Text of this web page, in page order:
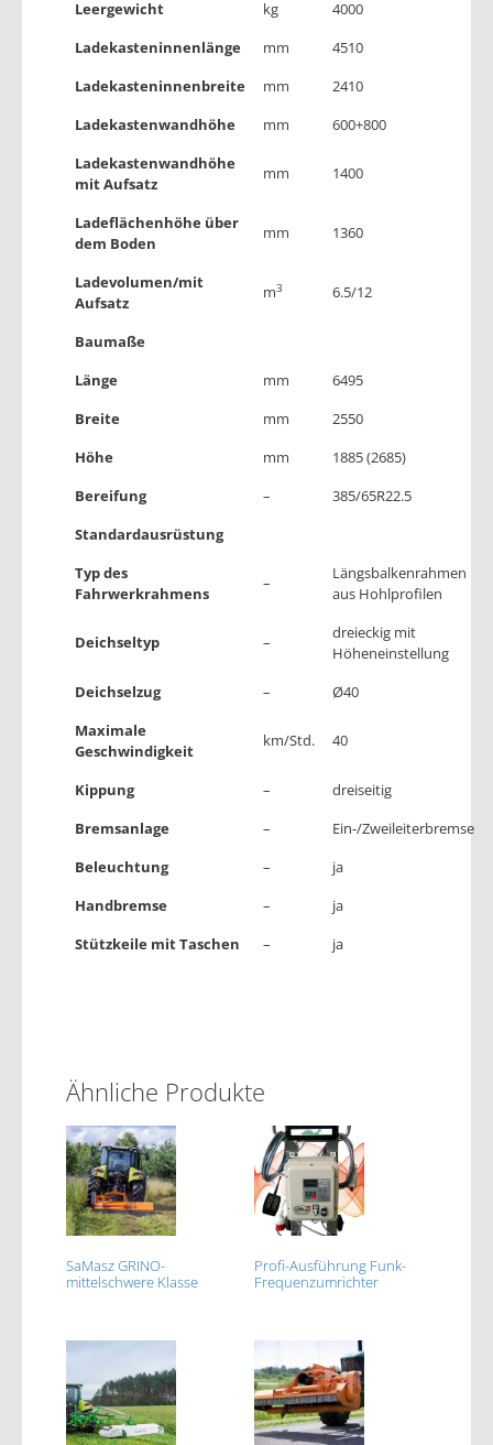
Leergewicht kg
4000
Ladekasteninnenlänge
mm
4510
Ladekasteninnenbreite
mm
2410
Ladekastenwandhöhe
mm
600+800
Ladekastenwandhöhe
mit Aufsatz
mm 1400
Ladeflächenhöhe über
dem Boden
mm 1360
Ladevolumen/mit
Aufsatz
m3 6.5/12
Baumaße
Länge
mm
6495
Breite
mm
2550
Höhe
mm
1885 (2685)
Bereifung
–
385/65R22.5
Standardausrüstung
Typ des
Fahrwerkrahmens
–
Längsbalkenrahmen
aus Hohlprofilen
Deichseltyp –
dreieckig mit
Höheneinstellung
Deichselzug
–
Ø40
Maximale
Geschwindigkeit
km/Std. 40
Kippung –
dreiseitig
Bremsanlage
–
Ein-/Zweileiterbremse
Beleuchtung
–
ja
Handbremse
–
ja
Stützkeile mit Taschen
– ja
Ähnliche Produkte
SaMasz GRINO-
mittelschwere Klasse
Profi-Ausführung Funk-
Frequenzumrichter